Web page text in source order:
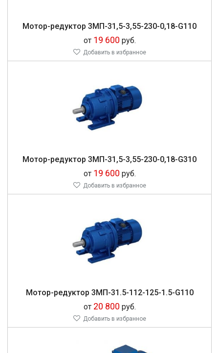
Мо­тор-ре­дук­тор 3МП-31,5-3,55-230-0,18-G110
от 19 600 руб.
Добавить в избранное
Мо­тор-ре­дук­тор 3МП-31,5-3,55-230-0,18-G310
от 19 600 руб.
Добавить в избранное
Мо­тор-ре­дук­тор 3МП-31.5-112-125-1.5-G110
от 20 800 руб.
Добавить в избранное